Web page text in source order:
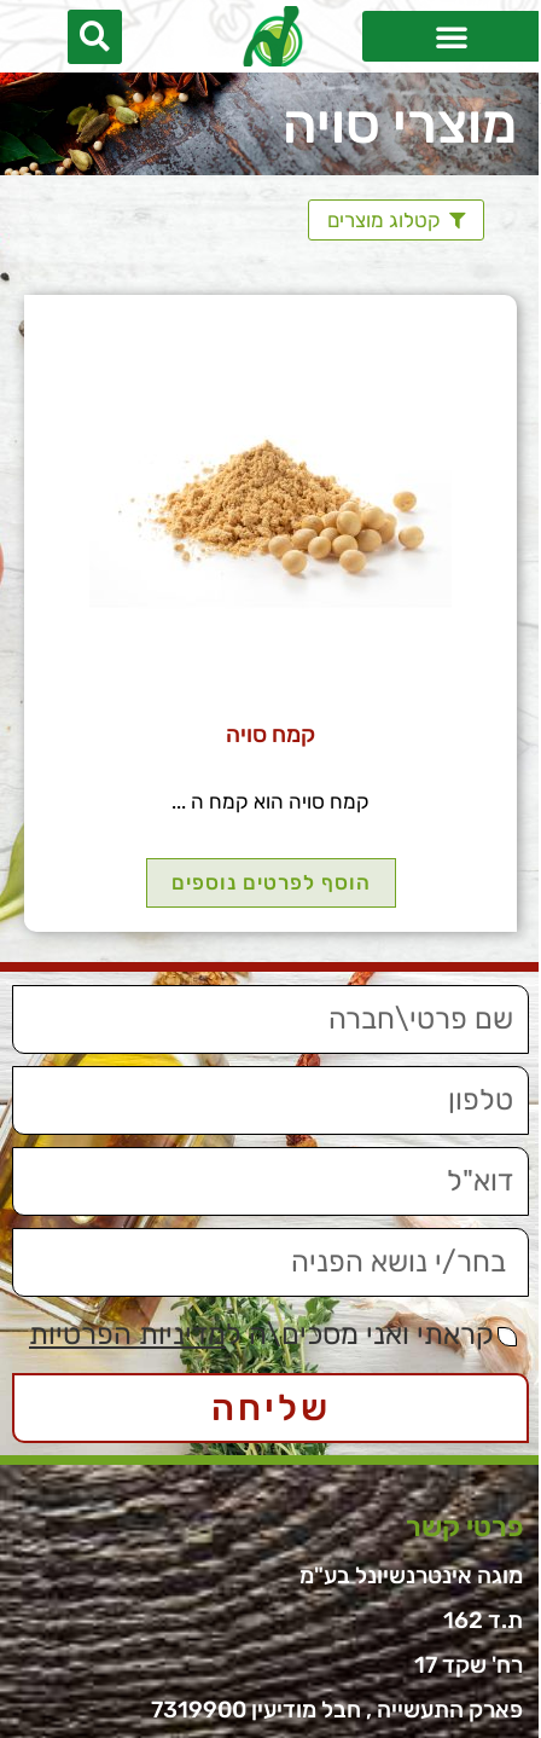
מוצרי סויה
קטלוג מוצרים
קמח סויה
קמח סויה הוא קמח ה ...
הוסף לפרטים נוספים
קראתי ואני מסכים\ה למדיניות הפרטיות
שליחה
פרטי קשר
מוגה אינטרנשיונל בע"מ
ת.ד 162
רח' שקד 17
פארק התעשייה , חבל מודיעין 7319900